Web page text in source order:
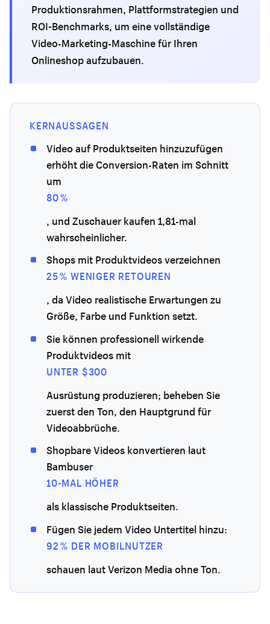
Produktionsrahmen, Plattformstrategien und
ROI-Benchmarks, um eine vollständige
Video-Marketing-Maschine für Ihren
Onlineshop aufzubauen.
KERNAUSSAGEN
Video auf Produktseiten hinzuzufügen
erhöht die Conversion-Raten im Schnitt
um
80 %
, und Zuschauer kaufen 1,81-mal
wahrscheinlicher.
Shops mit Produktvideos verzeichnen
25 % WENIGER RETOUREN
, da Video realistische Erwartungen zu
Größe, Farbe und Funktion setzt.
Sie können professionell wirkende
Produktvideos mit
UNTER $300
Ausrüstung produzieren; beheben Sie
zuerst den Ton, den Hauptgrund für
Videoabbrüche.
Shopbare Videos konvertieren laut
Bambuser
10-MAL HÖHER
als klassische Produktseiten.
Fügen Sie jedem Video Untertitel hinzu:
92 % DER MOBILNUTZER
schauen laut Verizon Media ohne Ton.